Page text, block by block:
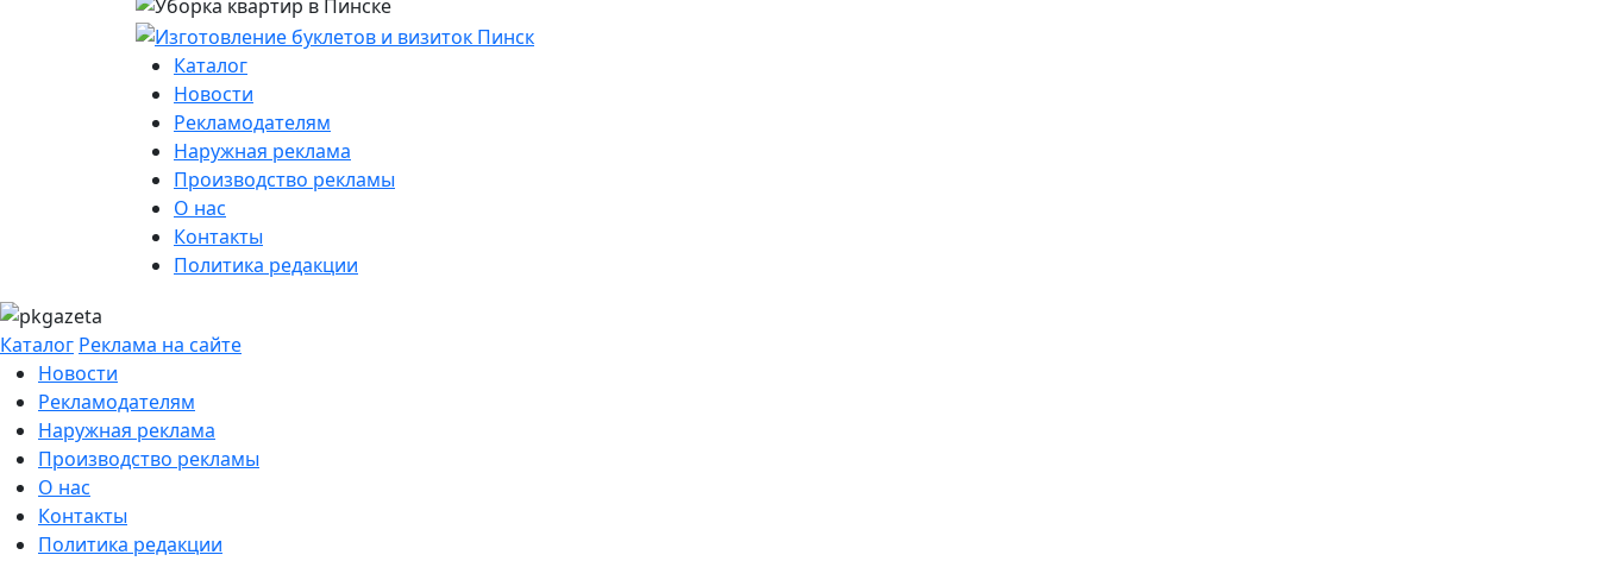
Каталог
Новости
Рекламодателям
Наружная реклама
Производство рекламы
О нас
Контакты
Политика редакции
Каталог Реклама на сайте
Новости
Рекламодателям
Наружная реклама
Производство рекламы
О нас
Контакты
Политика редакции